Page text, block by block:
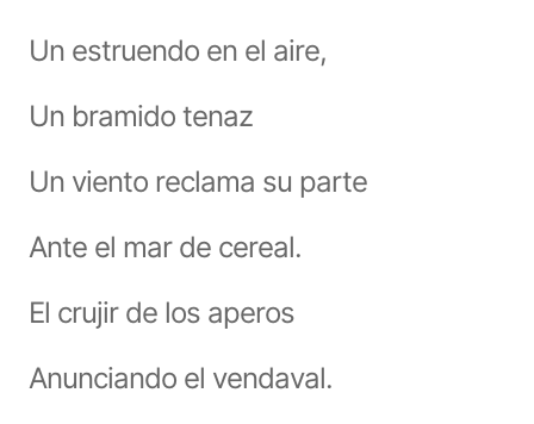
Un estruendo en el aire,
Un bramido tenaz
Un viento reclama su parte
Ante el mar de cereal.
El crujir de los aperos
Anunciando el vendaval.